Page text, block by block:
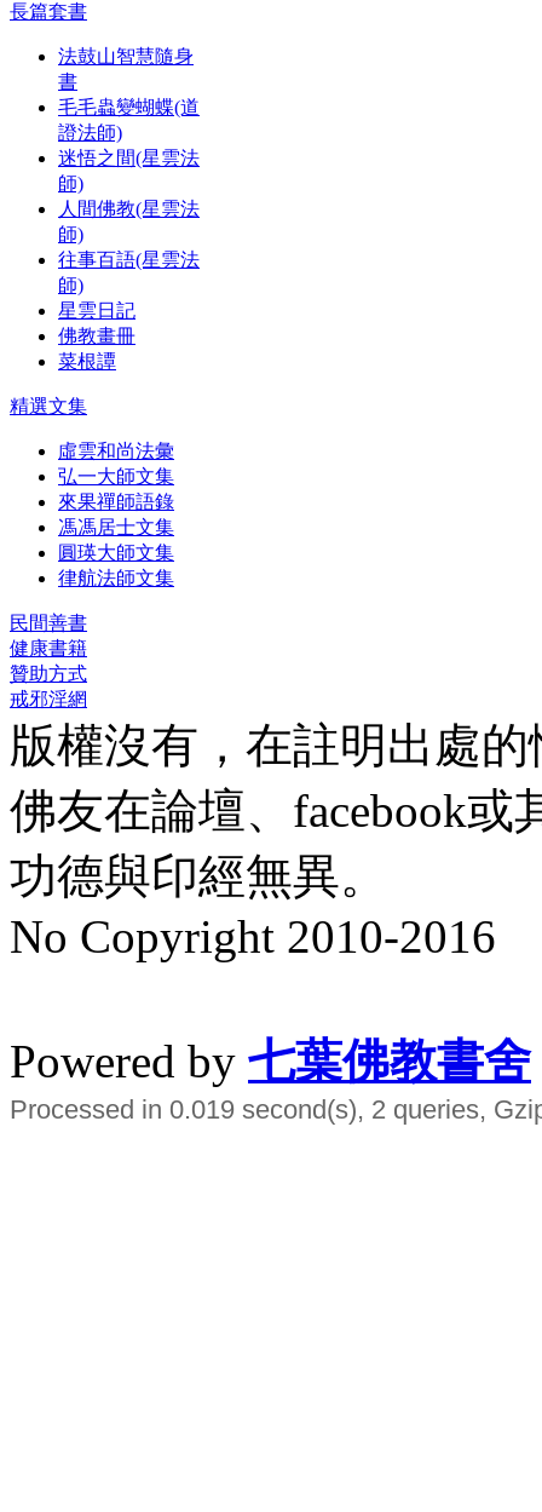
長篇套書
法鼓山智慧隨身
書
毛毛蟲變蝴蝶(道
證法師)
迷悟之間(星雲法
師)
人間佛教(星雲法
師)
往事百語(星雲法
師)
星雲日記
佛教畫冊
菜根譚
精選文集
虛雲和尚法彙
弘一大師文集
來果禪師語錄
馮馮居士文集
圓瑛大師文集
律航法師文集
民間善書
健康書籍
贊助方式
戒邪淫網
版權沒有，在註明出處
佛友在論壇、facebook
功德與印經無異。
No Copyright 2010-2016
Powered by 七葉佛教書舍
Processed in 0.019 second(s), 2 queries,